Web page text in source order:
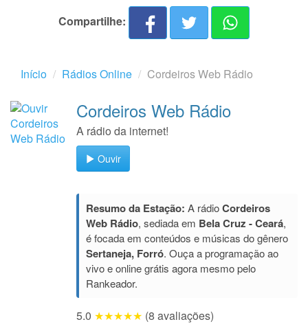
Compartilhe:
Início Rádios Online Cordeiros Web Rádio
Cordeiros Web Rádio
A rádio da internet!
Ouvir
Resumo da Estação: A rádioCordeiros
Web Rádio, sediada em Bela Cruz - Ceará,
é focada em conteúdos e músicas do gênero
Sertaneja, Forró. Ouça a programação ao
vivo e online grátis agora mesmo pelo
Rankeador.
5.0 ★★★★★ (8 avaliações)